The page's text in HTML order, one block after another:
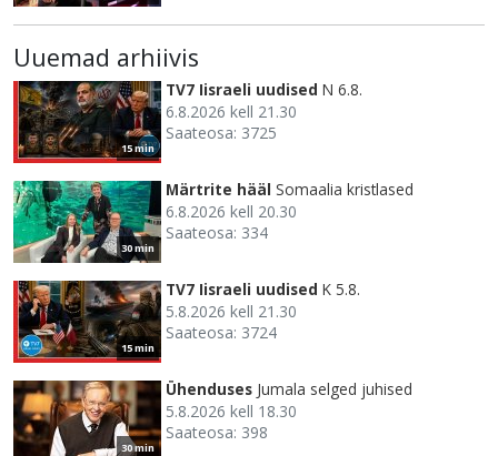
Uuemad arhiivis
15 min
TV7 Iisraeli uudised N 6.8.
6.8.2026 kell 21.30
Saateosa: 3725
30 min
Märtrite hääl Somaalia kristlased
6.8.2026 kell 20.30
Saateosa: 334
15 min
TV7 Iisraeli uudised K 5.8.
5.8.2026 kell 21.30
Saateosa: 3724
30 min
Ühenduses Jumala selged juhised
5.8.2026 kell 18.30
Saateosa: 398